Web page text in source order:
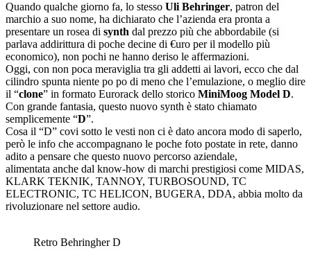
Quando qualche giorno fa, lo stesso Uli Behringer, patron del
marchio a suo nome, ha dichiarato che l’azienda era pronta a
presentare un rosea di synth dal prezzo più che abbordabile (si
parlava addirittura di poche decine di €uro per il modello più
economico), non pochi ne hanno deriso le affermazioni.
Oggi, con non poca meraviglia tra gli addetti ai lavori, ecco che dal
cilindro spunta niente po po di meno che l’emulazione, o meglio dire
il “clone” in formato Eurorack dello storico MiniMoog Model D.
Con grande fantasia, questo nuovo synth è stato chiamato
semplicemente “D”.
Cosa il “D” covi sotto le vesti non ci è dato ancora modo di saperlo,
però le info che accompagnano le poche foto postate in rete, danno
adito a pensare che questo nuovo percorso aziendale,
alimentata anche dal know-how di marchi prestigiosi come MIDAS,
KLARK TEKNIK, TANNOY, TURBOSOUND, TC
ELECTRONIC, TC HELICON, BUGERA, DDA, abbia molto da
rivoluzionare nel settore audio.
Retro Behringher D